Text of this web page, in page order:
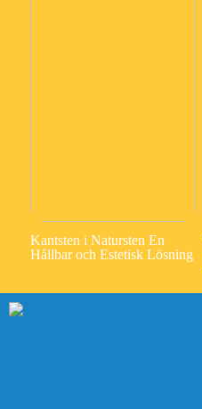
Kantsten i Natursten En
Hållbar och Estetisk Lösning